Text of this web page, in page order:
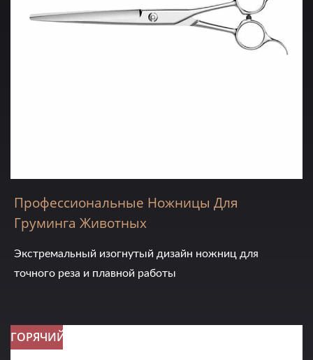
Профессиональные Ножницы Для
Груминга Животных
Экстремальный изогнутый дизайн ножниц для
точного реза и плавной работы
ГОРЯЧИЙ